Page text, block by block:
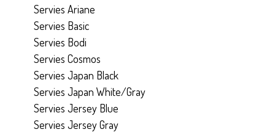
Servies Ariane
Servies Basic
Servies Bodi
Servies Cosmos
Servies Japan Black
Servies Japan White/Gray
Servies Jersey Blue
Servies Jersey Gray